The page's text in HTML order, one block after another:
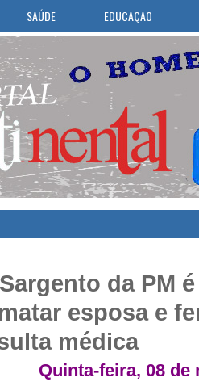
SAÚDE EDUCAÇÃO
da PM
esposa e
médica
Quinta-feira, 08 de